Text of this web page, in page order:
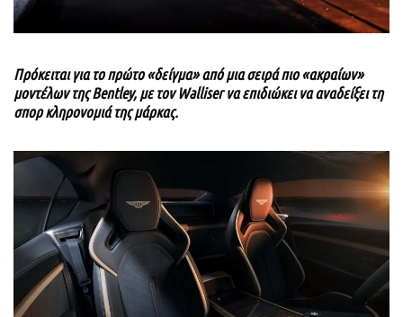
Πρόκειται για το πρώτο «δείγμα» από μια σειρά πιο «ακραίων»
μοντέλων της Bentley, με τον Walliser να επιδιώκει να αναδείξει τη
σπορ κληρονομιά της μάρκας.